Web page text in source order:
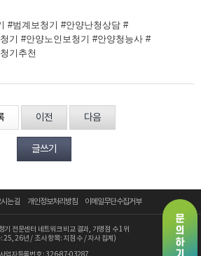
#범계보청기 #안양난청상담 #
기 #안양노인보청기 #안양청능사 #
기추천
이전 다음
글쓰기
는 길 개인정보처리방침 이메일무단수집거부
기 전문센터 네트워크 비교 결과, 가맹점 수 1위
25, 26년 / 조사 항목: 지점 수 / 자사 집계)